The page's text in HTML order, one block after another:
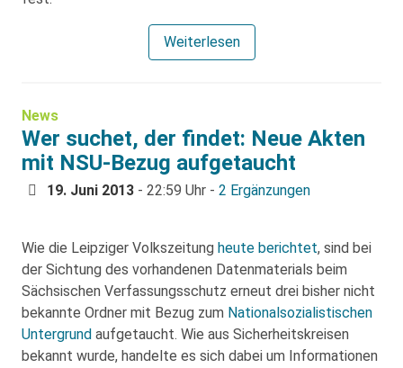
Weiterlesen
News
Wer suchet, der findet: Neue Akten
mit NSU-Bezug aufgetaucht
19. Juni 2013 - 22:59 Uhr - 2 Ergänzungen
Wie die Leipziger Volkszeitung heute berichtet, sind bei
der Sichtung des vorhandenen Datenmaterials beim
Sächsischen Verfassungsschutz erneut drei bisher nicht
bekannte Ordner mit Bezug zum Nationalsozialistischen
Untergrund aufgetaucht. Wie aus Sicherheitskreisen
bekannt wurde, handelte es sich dabei um Informationen